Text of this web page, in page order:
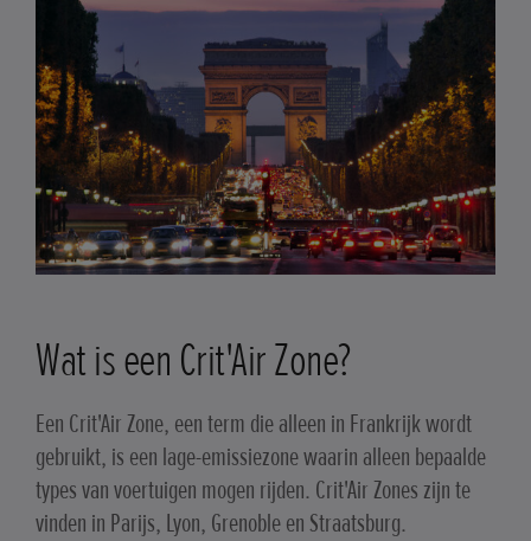
Wat is een Crit'Air Zone?
Een Crit'Air Zone, een term die alleen in Frankrijk wordt
gebruikt, is een lage-emissiezone waarin alleen bepaalde
types van voertuigen mogen rijden. Crit'Air Zones zijn te
vinden in Parijs, Lyon, Grenoble en Straatsburg.